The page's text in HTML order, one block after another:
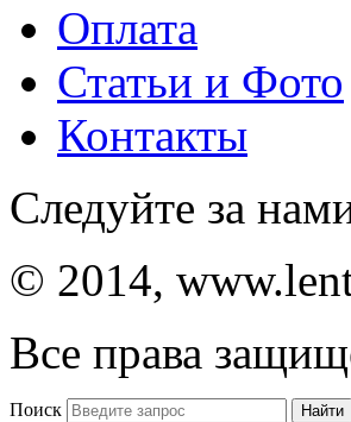
Оплата
Статьи и Фото
Контакты
Следуйте за
© 2014,
Все права
Поиск